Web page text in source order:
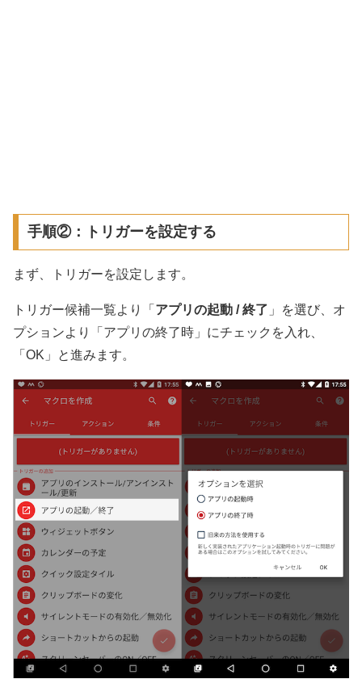
手順②：トリガーを設定する
まず、トリガーを設定します。
トリガー候補一覧より「 アプリの起動 / 終了 」を選び、オ
プションより「アプリの終了時」にチェックを入れ、
「OK」と進みます。